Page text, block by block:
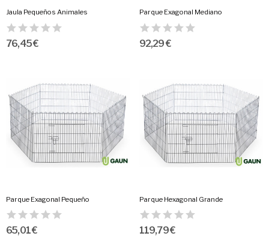
Jaula Pequeños Animales
76,45 €
Parque Exagonal Mediano
92,29 €
Parque Exagonal Pequeño
65,01 €
Parque Hexagonal Grande
119,79 €